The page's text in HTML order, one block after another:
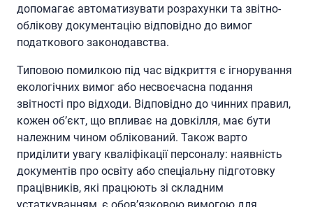
допомагає автоматизувати розрахунки та звітно-
облікову документацію відповідно до вимог
податкового законодавства.
Типовою помилкою під час відкриття є ігнорування
екологічних вимог або несвоєчасна подання
звітності про відходи. Відповідно до чинних правил,
кожен об’єкт, що впливає на довкілля, має бути
належним чином облікований. Також варто
приділити увагу кваліфікації персоналу: наявність
документів про освіту або спеціальну підготовку
працівників, які працюють зі складним